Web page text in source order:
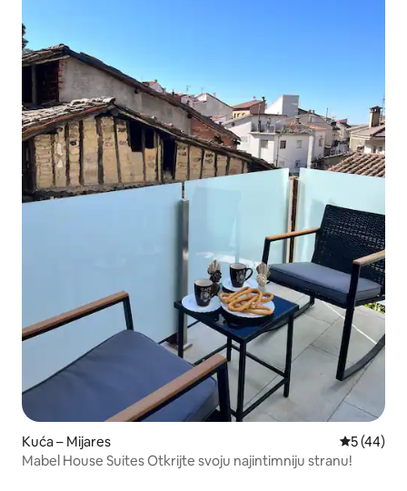
Kuća – Mijares Prosječna
5 (44)
Mabel House Suites Otkrijte svoju najintimniju stranu!